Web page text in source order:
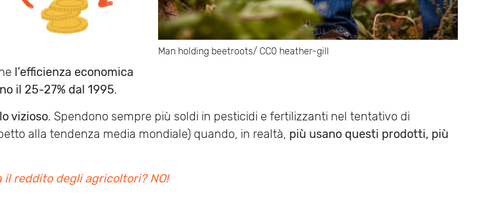
Man holding beetroots/ CC0 heather-gill
l’efficienza economica
il 25-27% dal 1995.
vizioso. Spendono sempre più soldi in pesticidi e fertilizzanti nel tentativo di
alla tendenza media mondiale) quando, in realtà, più usano questi prodotti, più
reddito degli agricoltori? NO!